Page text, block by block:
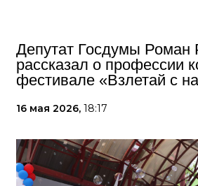
Депутат Госдумы Роман
рассказал о профессии
фестивале «Взлетай с
16 мая 2026, 18:17